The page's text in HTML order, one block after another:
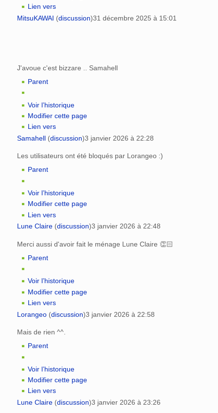
Lien vers
MitsuKAWAI (discussion)31 décembre 2025 à 15:01
J'avoue c'est bizzare .. Samahell
Parent
Voir l’historique
Modifier cette page
Lien vers
Samahell (discussion)3 janvier 2026 à 22:28
Les utilisateurs ont été bloqués par Lorangeo :)
Parent
Voir l’historique
Modifier cette page
Lien vers
Lune Claire (discussion)3 janvier 2026 à 22:48
Merci aussi d'avoir fait le ménage Lune Claire 👏🏻
Parent
Voir l’historique
Modifier cette page
Lien vers
Lorangeo (discussion)3 janvier 2026 à 22:58
Mais de rien ^^.
Parent
Voir l’historique
Modifier cette page
Lien vers
Lune Claire (discussion)3 janvier 2026 à 23:26